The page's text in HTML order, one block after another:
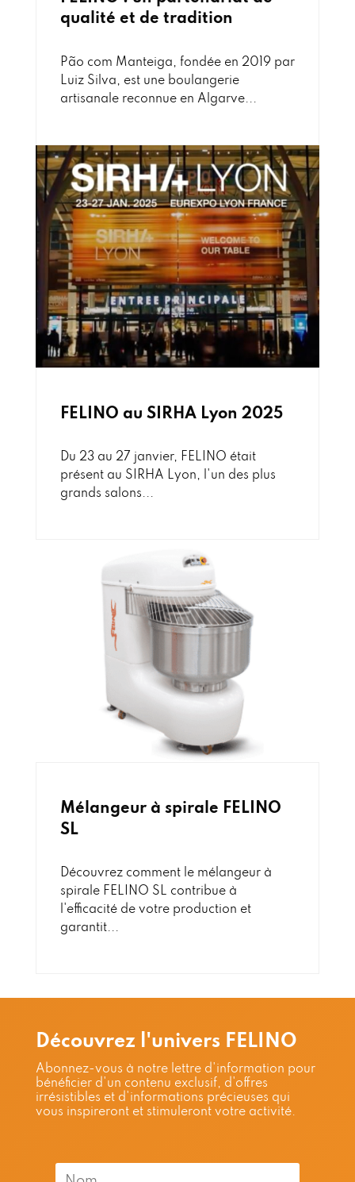
qualité et de tradition
Pão com Manteiga, fondée en 2019 par
Luiz Silva, est une boulangerie
artisanale reconnue en Algarve...
FELINO au SIRHA Lyon 2025
Du 23 au 27 janvier, FELINO était
présent au SIRHA Lyon, l'un des plus
grands salons...
Mélangeur à spirale FELINO
SL
Découvrez comment le mélangeur à
spirale FELINO SL contribue à
l'efficacité de votre production et
garantit...
Découvrez l'univers FELINO
Abonnez-vous à notre lettre d'information pour
bénéficier d'un contenu exclusif, d'offres
irrésistibles et d'informations précieuses qui
vous inspireront et stimuleront votre activité.